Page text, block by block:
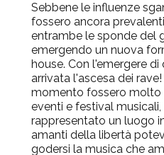
Sebbene le influenze
fossero ancora
entrambe le sponde del
emergendo un nuova
house. Con l'emergere
arrivata l'ascesa dei
momento fossero molto
eventi e festival
rappresentato un luogo
amanti della libertà
godersi la musica che